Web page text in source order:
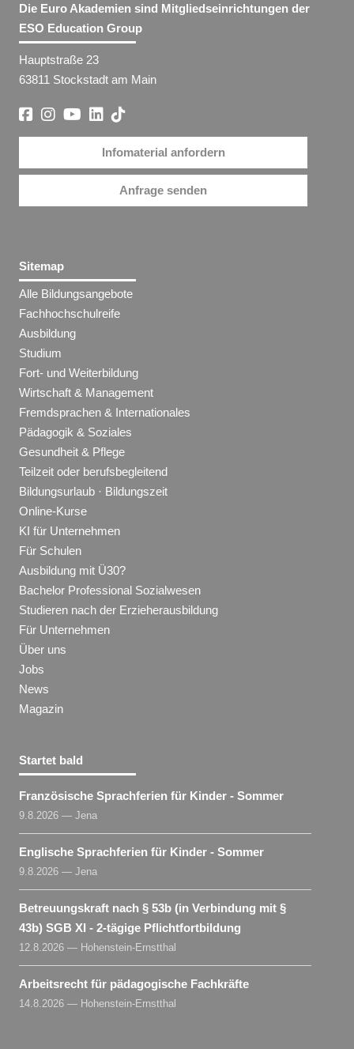
Die Euro Akademien sind Mitgliedseinrichtungen der
ESO Education Group
Hauptstraße 23
63811 Stockstadt am Main
Infomaterial anfordern
Anfrage senden
Sitemap
Alle Bildungsangebote
Fachhochschulreife
Ausbildung
Studium
Fort- und Weiterbildung
Wirtschaft & Management
Fremdsprachen & Internationales
Pädagogik & Soziales
Gesundheit & Pflege
Teilzeit oder berufsbegleitend
Bildungsurlaub · Bildungszeit
Online-Kurse
KI für Unternehmen
Für Schulen
Ausbildung mit Ü30?
Bachelor Professional Sozialwesen
Studieren nach der Erzieherausbildung
Für Unternehmen
Über uns
Jobs
News
Magazin
Startet bald
Französische Sprachferien für Kinder - Sommer
9.8.2026 — Jena
Englische Sprachferien für Kinder - Sommer
9.8.2026 — Jena
Betreuungskraft nach § 53b (in Verbindung mit §
43b) SGB XI - 2-tägige Pflichtfortbildung
12.8.2026 — Hohenstein-Ernstthal
Arbeitsrecht für pädagogische Fachkräfte
14.8.2026 — Hohenstein-Ernstthal